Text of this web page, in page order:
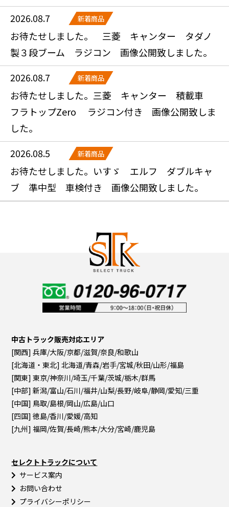
2026.08.7
新着商品
お待たせしました。 三菱 キャンター タダノ
製３段ブーム ラジコン 画像公開致しました。
2026.08.7
新着商品
お待たせしました。三菱 キャンター 積載車
フラトップZero ラジコン付き 画像公開致しま
した。
2026.08.5
新着商品
お待たせしました。いすゞ エルフ ダブルキャ
ブ 準中型 車検付き 画像公開致しました。
中古トラック販売対応エリア
[関西] 兵庫/大阪/京都/滋賀/奈良/和歌山
[北海道・東北] 北海道/青森/岩手/宮城/秋田/山形/福島
[関東] 東京/神奈川/埼玉/千葉/茨城/栃木/群馬
[中部] 新潟/富山/石川/福井/山梨/長野/岐阜/静岡/愛知/三重
[中国] 鳥取/島根/岡山/広島/山口
[四国] 徳島/香川/愛媛/高知
[九州] 福岡/佐賀/長崎/熊本/大分/宮崎/鹿児島
セレクトトラックについて
サービス案内
お問い合わせ
プライバシーポリシー